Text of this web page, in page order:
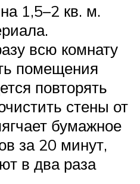
1,5–2 кв. м.
всю комнату
помещения
повторять
стены от
бумажное
за 20 минут,
в два раза